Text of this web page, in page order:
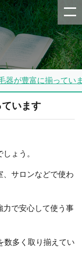
器が豊富に揃ってい
います
ょう。
、サロンなどで使わ
力で安心して使う事
数多く取り揃えてい